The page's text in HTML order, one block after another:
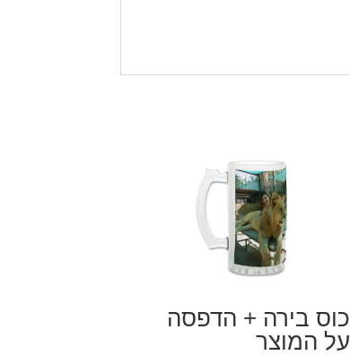
כוס בירה + הדפסה
על המוצר